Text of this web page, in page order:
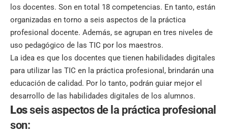
los docentes. Son en total 18 competencias. En tanto, están
organizadas en torno a seis aspectos de la práctica
profesional docente. Además, se agrupan en tres niveles de
uso pedagógico de las TIC por los maestros.
La idea es que los docentes que tienen habilidades digitales
para utilizar las TIC en la práctica profesional, brindarán una
educación de calidad. Por lo tanto, podrán guiar mejor el
desarrollo de las habilidades digitales de los alumnos.
Losseis aspectos de la práctica profesional
son: